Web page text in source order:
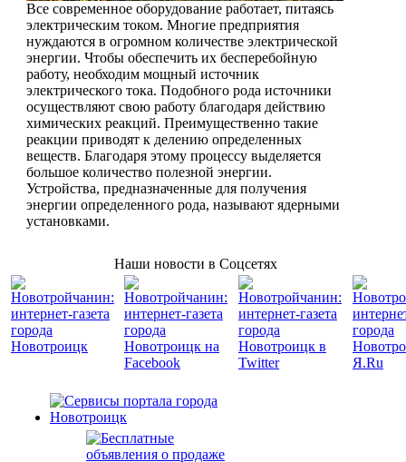
Все современное оборудование работает, питаясь
электрическим током. Многие предприятия
нуждаются в огромном количестве электрической
энергии. Чтобы обеспечить их бесперебойную
работу, необходим мощный источник
электрического тока. Подобного рода источники
осуществляют свою работу благодаря действию
химических реакций. Преимущественно такие
реакции приводят к делению определенных
веществ. Благодаря этому процессу выделяется
большое количество полезной энергии.
Устройства, предназначенные для получения
энергии определенного рода, называют ядерными
установками.
Наши новости в Соцсетях